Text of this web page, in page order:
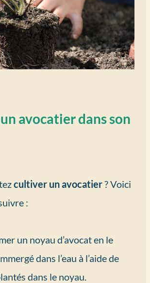
avocatier dans son
cultiver un avocatier? Voici
:
un noyau d’avocat en le
dans l’eau à l’aide de
dans le noyau.